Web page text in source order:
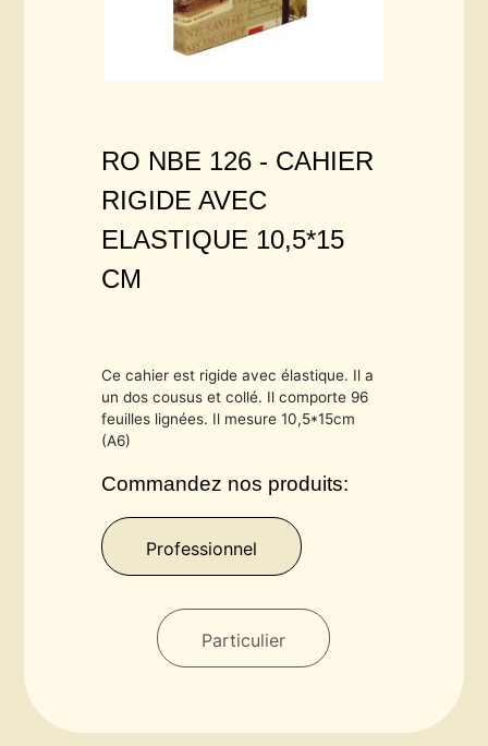
RO NBE 126 - CAHIER
RIGIDE AVEC
ELASTIQUE 10,5*15
CM
Ce cahier est rigide avec élastique. Il a
un dos cousus et collé. Il comporte 96
feuilles lignées. Il mesure 10,5*15cm
(A6)
Commandez nos produits:
Professionnel
Particulier